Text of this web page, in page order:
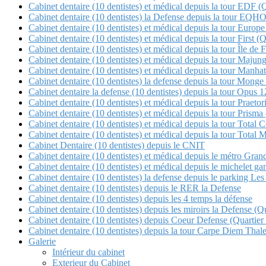
Cabinet dentaire (10 dentistes) et médical depuis la tour EDF
Cabinet dentaire (10 dentistes) la Defense depuis la tour
Cabinet dentaire (10 dentistes) et médical depuis la tour
Cabinet dentaire (10 dentistes) et médical depuis la tour First
Cabinet dentaire (10 dentistes) et médical depuis la tour Île de
Cabinet dentaire (10 dentistes) et médical depuis la tour
Cabinet dentaire (10 dentistes) et médical depuis la tour
Cabinet dentaire (10 dentistes) la defense depuis la tour
Cabinet dentaire la defense (10 dentistes) depuis la tour
Cabinet dentaire (10 dentistes) et médical depuis la tour
Cabinet dentaire (10 dentistes) et médical depuis la tour
Cabinet dentaire (10 dentistes) et médical depuis la tour
Cabinet dentaire (10 dentistes) et médical depuis la tour
Cabinet Dentaire (10 dentistes) depuis le CNIT
Cabinet dentaire (10 dentistes) et médical depuis le métro
Cabinet dentaire (10 dentistes) et médical depuis le michelet
Cabinet dentaire (10 dentistes) la defense depuis le parking
Cabinet dentaire (10 dentistes) depuis le RER la Defense
Cabinet dentaire (10 dentistes) depuis les 4 temps la défense
Cabinet dentaire (10 dentistes) depuis les miroirs la Defense
Cabinet dentaire (10 dentistes) depuis Coeur Defense
Cabinet dentaire (10 dentistes) depuis la tour Carpe Diem
Galerie
Intérieur du cabinet
Exterieur du Cabinet